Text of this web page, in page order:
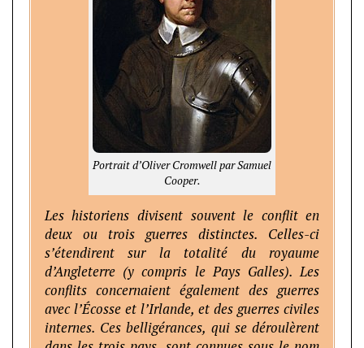
Portrait d’Oliver Cromwell par Samuel
Cooper.
Les historiens divisent souvent le conflit en
deux ou trois guerres distinctes. Celles-ci
s’étendirent sur la totalité du royaume
d’Angleterre (y compris le Pays Galles). Les
conflits concernaient également des guerres
avec l’Écosse et l’Irlande, et des guerres civiles
internes. Ces belligérances, qui se déroulèrent